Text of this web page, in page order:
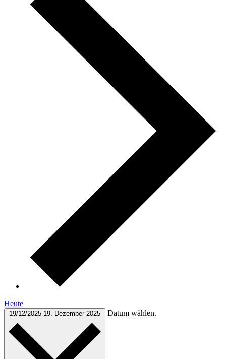
Heute
19/12/2025 19. Dezember 2025 Datum wählen.